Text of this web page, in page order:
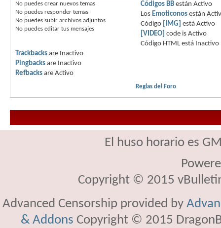
No puedes crear nuevos temas
No puedes responder temas
No puedes subir archivos adjuntos
No puedes editar tus mensajes
Códigos BB están Activo
Los Emoticonos están
Código [IMG] está Activo
[VIDEO] code is Activo
Código HTML está Inactivo
Trackbacks are Inactivo
Pingbacks are Inactivo
Refbacks are Activo
Reglas del Foro
El huso horario es
Copyright © 2015
Advanced Censorship provided by
& Addons Copyright © 2015